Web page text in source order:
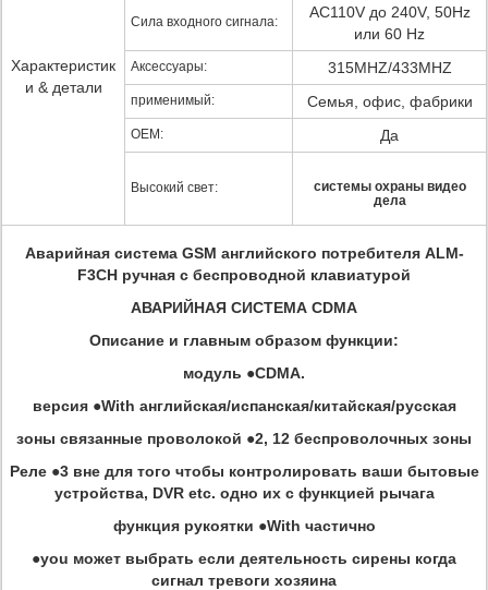
Характеристик
и & детали
Сила входного сигнала:
AC110V до 240V, 50Hz
или 60 Hz
Аксессуары: 315MHZ/433MHZ
применимый: Семья, офис, фабрики
OEM: Да
Высокий свет:
системы охраны видео
дела
Аварийная система GSM английского потребителяALM-
F3CH ручная с беспроводной клавиатурой
АВАРИЙНАЯ СИСТЕМА CDMA
Описание и главным образом функции:
модуль ●CDMA.
версия ●With английская/испанская/китайская/русская
зоны связанные проволокой ●2, 12 беспроволочных зоны
Реле ●3 вне для того чтобы контролировать ваши бытовые
устройства, DVR etc. одно их с функцией рычага
функция рукоятки ●With частично
●you может выбрать если деятельность сирены когда
сигнал тревоги хозяина